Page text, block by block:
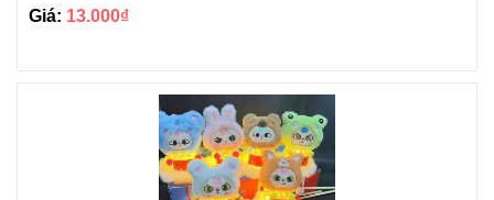
Giá: 13.000₫